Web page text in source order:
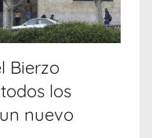
Bierzo
los
nuevo